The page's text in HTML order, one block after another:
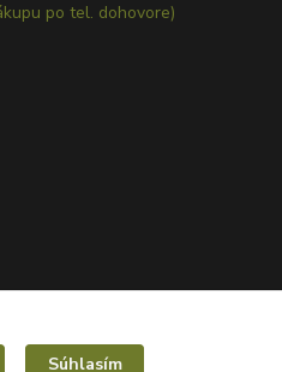
po tel. dohovore)
Súhlasím